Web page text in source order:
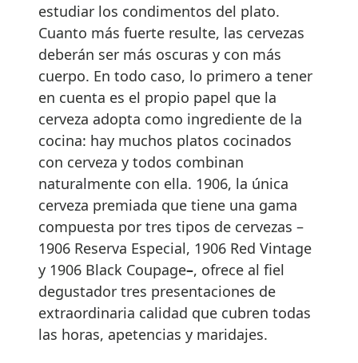
estudiar los condimentos del plato.
Cuanto más fuerte resulte, las cervezas
deberán ser más oscuras y con más
cuerpo. En todo caso, lo primero a tener
en cuenta es el propio papel que la
cerveza adopta como ingrediente de la
cocina: hay muchos platos cocinados
con cerveza y todos combinan
naturalmente con ella. 1906, la única
cerveza premiada que tiene una gama
compuesta por tres tipos de cervezas –
1906 Reserva Especial, 1906 Red Vintage
y 1906 Black Coupage–, ofrece al fiel
degustador tres presentaciones de
extraordinaria calidad que cubren todas
las horas, apetencias y maridajes.